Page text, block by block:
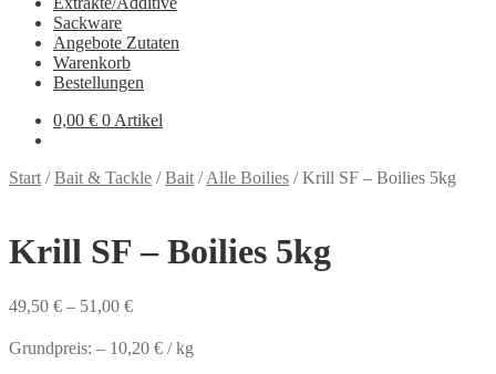
Sackware
Angebote Zutaten
Warenkorb
Bestellungen
0,00 € 0 Artikel
Start /Bait & Tackle /Bait /Alle Boilies /Krill SF – Boilies 5kg
Krill SF – Boilies 5kg
49,50 € – 51,00 €
Grundpreis: – 10,20 € /kg